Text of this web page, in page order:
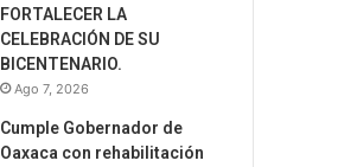
FORTALECER LA
CELEBRACIÓN DE SU
BICENTENARIO.
Ago 7, 2026
Cumple Gobernador de
Oaxaca con rehabilitación